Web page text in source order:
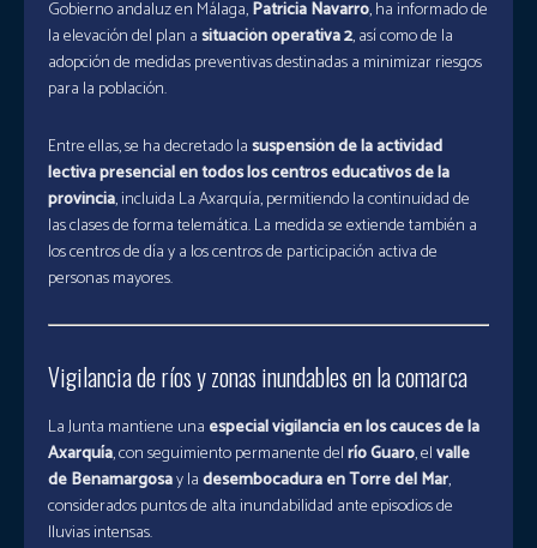
Gobierno andaluz en Málaga,Patricia Navarro, ha informado de
la elevación del plan asituación operativa 2, así como de la
adopción de medidas preventivas destinadas a minimizar riesgos
para la población.
Entre ellas, se ha decretado lasuspensión de la actividad
lectiva presencial en todos los centros educativos de la
provincia, incluida La Axarquía, permitiendo la continuidad de
las clases de forma telemática. La medida se extiende también a
los centros de día y a los centros de participación activa de
personas mayores.
Vigilancia de ríos y zonas inundables en la comarca
La Junta mantiene una especial vigilancia en los cauces de la
Axarquía, con seguimiento permanente delrío Guaro, elvalle
de Benamargosay ladesembocadura en Torre del Mar,
considerados puntos de alta inundabilidad ante episodios de
lluvias intensas.